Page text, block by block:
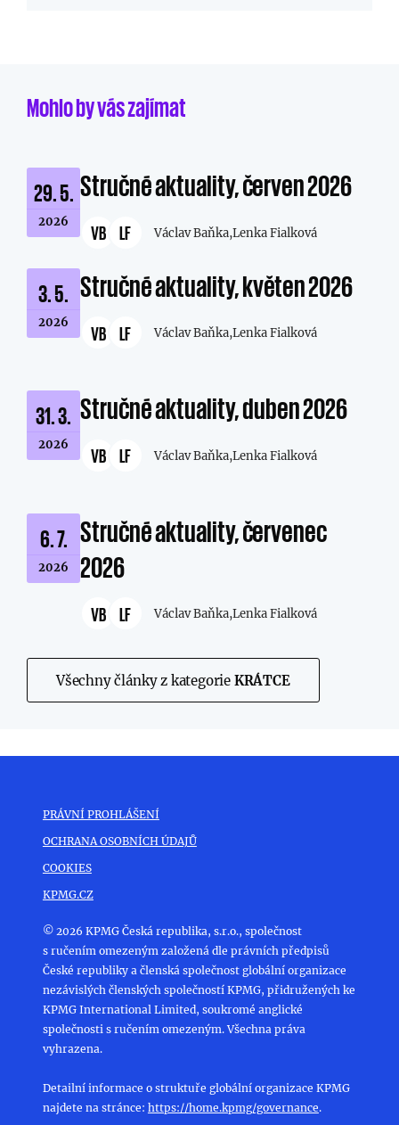
Mohlo by vás zajímat
29. 5.
2026
Stručné aktuality, červen 2026
VB LF Václav Baňka,Lenka Fialková
3. 5.
2026
Stručné aktuality, květen 2026
VB LF Václav Baňka,Lenka Fialková
31. 3.
2026
Stručné aktuality, duben 2026
VB LF Václav Baňka,Lenka Fialková
6. 7.
2026
Stručné aktuality, červenec
2026
VB LF Václav Baňka,Lenka Fialková
Všechny články z kategorie KRÁTCE
PRÁVNÍ PROHLÁŠENÍ
OCHRANA OSOBNÍCH ÚDAJŮ
COOKIES
KPMG.CZ
© 2026 KPMG Česká republika, s.r.o., společnost
s ručením omezeným založená dle právních předpisů
České republiky a členská společnost globální organizace
nezávislých členských společností KPMG, přidružených ke
KPMG International Limited, soukromé anglické
společnosti s ručením omezeným. Všechna práva
vyhrazena.
Detailní informace o struktuře globální organizace KPMG
najdete na stránce: https://home.kpmg/governance.